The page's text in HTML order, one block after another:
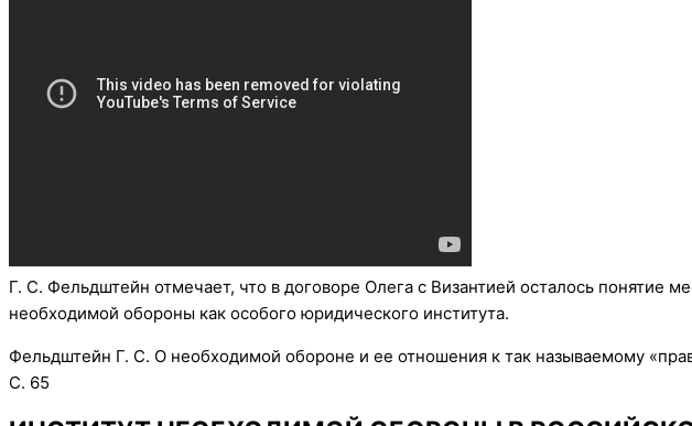
Г. С. Фельдштейн отмечает, что в договоре Олега с Византией осталось понятие
необходимой обороны как особого юридического института.
Фельдштейн Г. С. О необходимой обороне и ее отношения к так называемому
С. 65